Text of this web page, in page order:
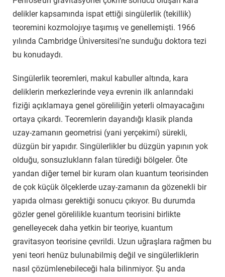
delikler kapsamında ispat ettiği singülerlik (tekillik)
teoremini kozmolojıye taşımış ve genellemişti. 1966
yılında Cambridge Üniversitesi’ne sunduğu doktora tezi
bu konudaydı.
Singülerlik teoremleri, makul kabuller altında, kara
deliklerin merkezlerinde veya evrenin ilk anlarındaki
fiziği açıklamaya genel göreliliğin yeterli olmayacağını
ortaya çıkardı. Teoremlerin dayandığı klasik planda
uzay-zamanın geometrisi (yani yerçekimi) sürekli,
düzgün bir yapıdır. Singülerlikler bu düzgün yapının yok
olduğu, sonsuzlukların falan türediği bölgeler. Öte
yandan diğer temel bir kuram olan kuantum teorisinden
de çok küçük ölçeklerde uzay-zamanın da gözenekli bir
yapıda olması gerektiği sonucu çıkıyor. Bu durumda
gözler genel görelilikle kuantum teorisini birlikte
genelleyecek daha yetkin bir teoriye, kuantum
gravitasyon teorisine çevrildi. Uzun uğraşlara rağmen bu
yeni teori henüz bulunabilmiş değil ve singülerliklerin
nasıl çözümlenebileceği hala bilinmiyor. Şu anda